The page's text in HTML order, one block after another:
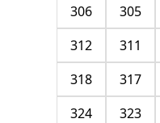
305
306
311
312
317
318
323
324